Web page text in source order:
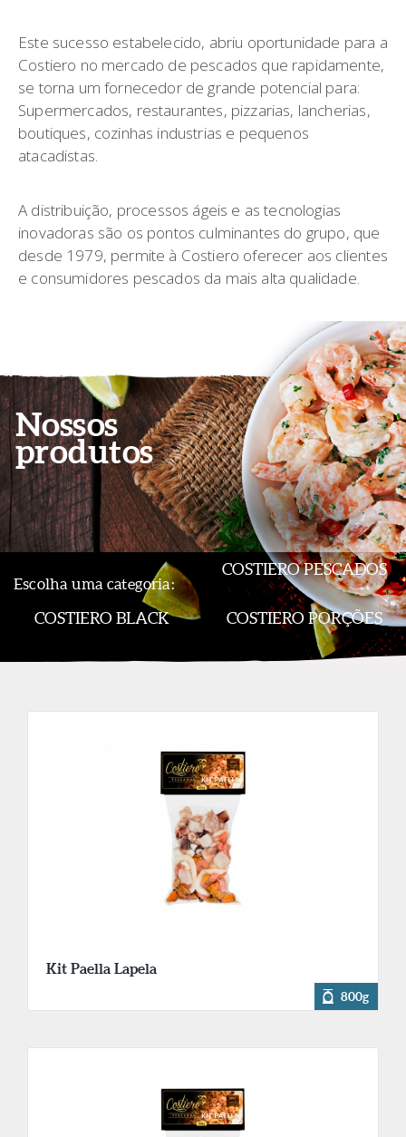
Este sucesso estabelecido, abriu oportunidade para a
Costiero no mercado de pescados que rapidamente,
se torna um fornecedor de grande potencial para:
Supermercados, restaurantes, pizzarias, lancherias,
boutiques, cozinhas industrias e pequenos
atacadistas.
A distribuição, processos ágeis e as tecnologias
inovadoras são os pontos culminantes do grupo, que
desde 1979, permite à Costiero oferecer aos clientes
e consumidores pescados da mais alta qualidade.
Nossos
produtos
Escolha uma categoria:
COSTIERO BLACK
COSTIERO PESCADOS
COSTIERO PORÇÕES
Kit Paella Lapela
800g